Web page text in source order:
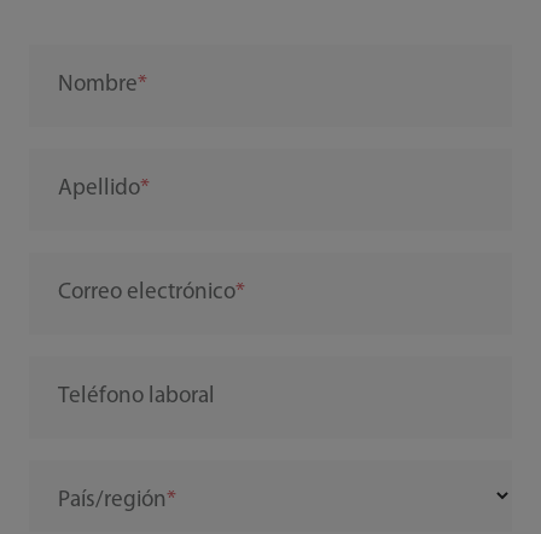
Nombre
Apellido
Correo electrónico
Teléfono laboral
País/región